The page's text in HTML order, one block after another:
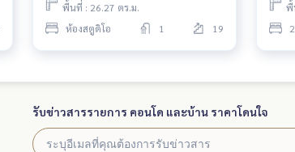
พื้นที่ : 26.27 ตร.ม.
ห้องสตูดิโอ
1 19
พื้
2
รับข่าวสารรายการ คอนโด และบ้าน ราคาโดนใจ